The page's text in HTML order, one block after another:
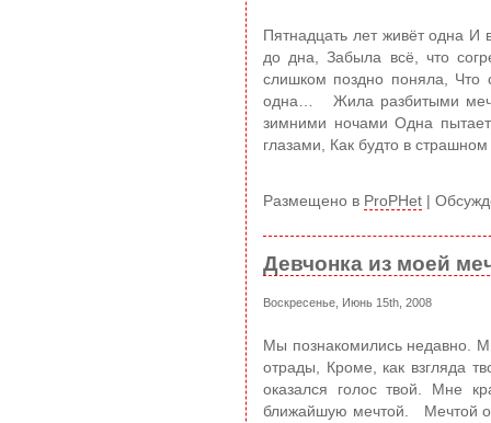
Пятнадцать лет живёт одна И
до дна, Забыла всё, что
слишком поздно поняла, Что
одна… Жила разбитыми
зимними ночами Одна
глазами, Как будто в
Размещено в ProPHet
Девчонка из моей
Воскресенье, Июнь 15th, 2008
Мы познакомились недавно.
отрады, Кроме, как взгляда
оказался голос твой. Мне
ближайшую мечтой. Мечтой о